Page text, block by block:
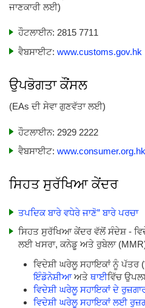
ਜਾਣਕਾਰੀ ਲਈ)
ਹੌਟਲਾਈਨ: 2815 7711
ਵੈਬਸਾਈਟ: www.customs.gov.hk
ਉਪਭੋਗਤਾ ਕੌਂਸਲ
(EAs ਦੀ ਸੇਵਾ ਗੁਣਵੱਤਾ ਲਈ)
ਹੌਟਲਾਈਨ: 2929 2222
ਵੈਬਸਾਈਟ: www.consumer.org.hk
ਸਿਹਤ ਸੁਰੱਖਿਆ ਕੇਂਦਰ
ਤਪਦਿਕ ਬਾਰੇ ਵਧੇਰੇ ਜਾਣੋ” ਬਾਰੇ ਪਰਚਾ
ਸਿਹਤ ਸੁਰੱਖਿਆ ਕੇਂਦਰ ਵੱਲੋਂ ਸੰਦੇਸ਼ -
ਲਈ ਖਸਰਾ, ਕਨੇਡੂ ਅਤੇ ਰੁਬੇਲਾ
ਵਿਦੇਸ਼ੀ ਘਰੇਲੂ ਸਹਾਇਕਾਂ ਨੂੰ ਪੱਤਰ
ਇੰਡੋਨੇਸ਼ੀਆਅਤੇ ਥਾਈਵਿੱਚ
ਵਿਦੇਸ਼ੀ ਘਰੇਲੂ ਸਹਾਇਕਾਂ ਦੇ
ਵਿਦੇਸ਼ੀ ਘਰੇਲੂ ਸਹਾਇਕਾਂ ਲਈ